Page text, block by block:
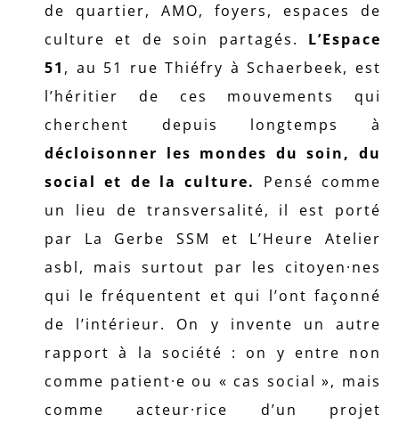
de quartier, AMO, foyers, espaces de
culture et de soin partagés. L’Espace
51 , au 51 rue Thiéfry à Schaerbeek, est
l’héritier de ces mouvements qui
cherchent depuis longtemps à
décloisonner les mondes du soin, du
social et de la culture. Pensé comme
un lieu de transversalité, il est porté
par La Gerbe SSM et L’Heure Atelier
asbl, mais surtout par les citoyen·nes
qui le fréquentent et qui l’ont façonné
de l’intérieur. On y invente un autre
rapport à la société : on y entre non
comme patient·e ou « cas social », mais
comme acteur·rice d’un projet